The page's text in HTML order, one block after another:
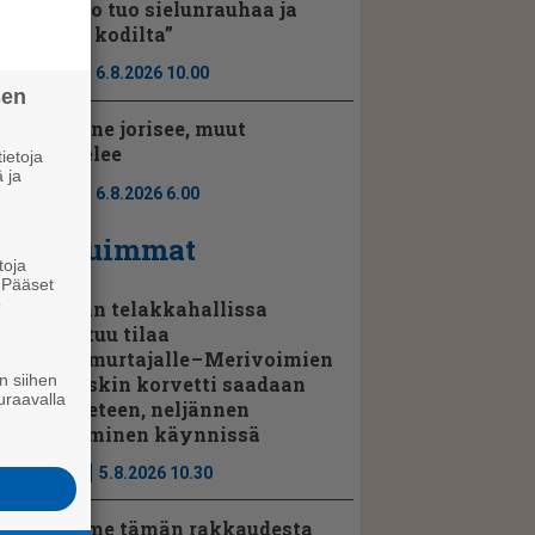
”Luonto tuo sielunrauhaa ja
tuntuu kodilta”
6.8.2026 10.00
Porilaine jorisee, muut
kuuntelee
6.8.2026 6.00
Luetuimmat
Rauman telakkahallissa
vapautuu tilaa
jenkkimurtajalle – Merivoimien
kolmaskin korvetti saadaan
pian veteen, neljännen
kokoaminen käynnissä
Uutiset 5.8.2026 10.30
”Teemme tämän rakkaudesta
ja
siihen